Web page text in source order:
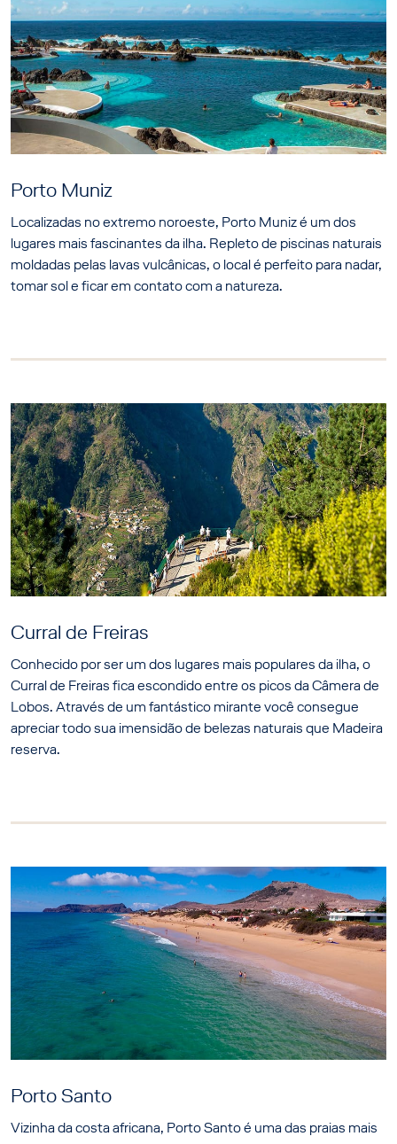
Porto Muniz
Localizadas no extremo noroeste, Porto Muniz é um dos
lugares mais fascinantes da ilha. Repleto de piscinas naturais
moldadas pelas lavas vulcânicas, o local é perfeito para nadar,
tomar sol e ficar em contato com a natureza.
Curral de Freiras
Conhecido por ser um dos lugares mais populares da ilha, o
Curral de Freiras fica escondido entre os picos da Câmera de
Lobos. Através de um fantástico mirante você consegue
apreciar todo sua imensidão de belezas naturais que Madeira
reserva.
Porto Santo
Vizinha da costa africana, Porto Santo é uma das praias mais